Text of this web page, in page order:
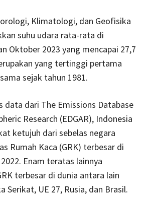
Klimatologi, dan Geofisika
suhu udara rata-rata di
Oktober 2023 yang mencapai 27,7
yang tertinggi pertama
sejak tahun 1981.
data dari The Emissions Database
Research (EDGAR), Indonesia
ketujuh dari sebelas negara
Rumah Kaca (GRK) terbesar di
Enam teratas lainnya
terbesar di dunia antara lain
Serikat, UE 27, Rusia, dan Brasil.